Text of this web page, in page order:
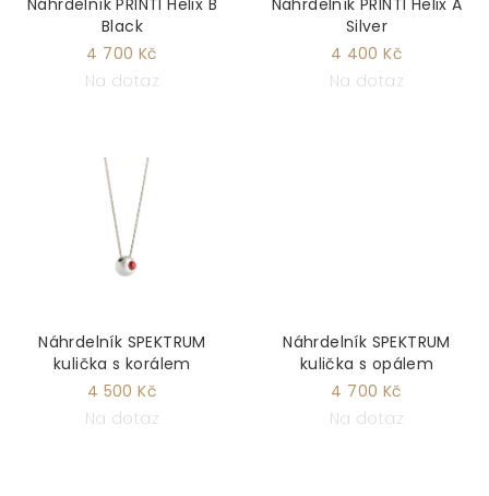
Black
4 700 Kč
Na dotaz
Silver
4 400 Kč
Na dotaz
Náhrdelník SPEKTRUM
kulička s korálem
4 500 Kč
Na dotaz
Náhrdelník SPEKTRUM
kulička s opálem
4 700 Kč
Na dotaz